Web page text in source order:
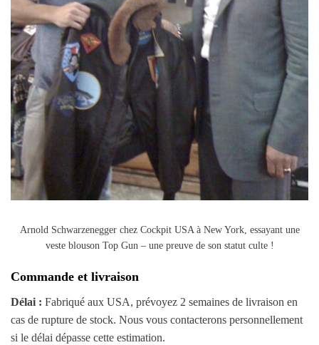
Arnold Schwarzenegger chez Cockpit USA à New York, essayant une
veste blouson Top Gun – une preuve de son statut culte !
Commande et livraison
Délai : Fabriqué aux USA, prévoyez 2 semaines de livraison en
cas de rupture de stock. Nous vous contacterons personnellement
si le délai dépasse cette estimation.